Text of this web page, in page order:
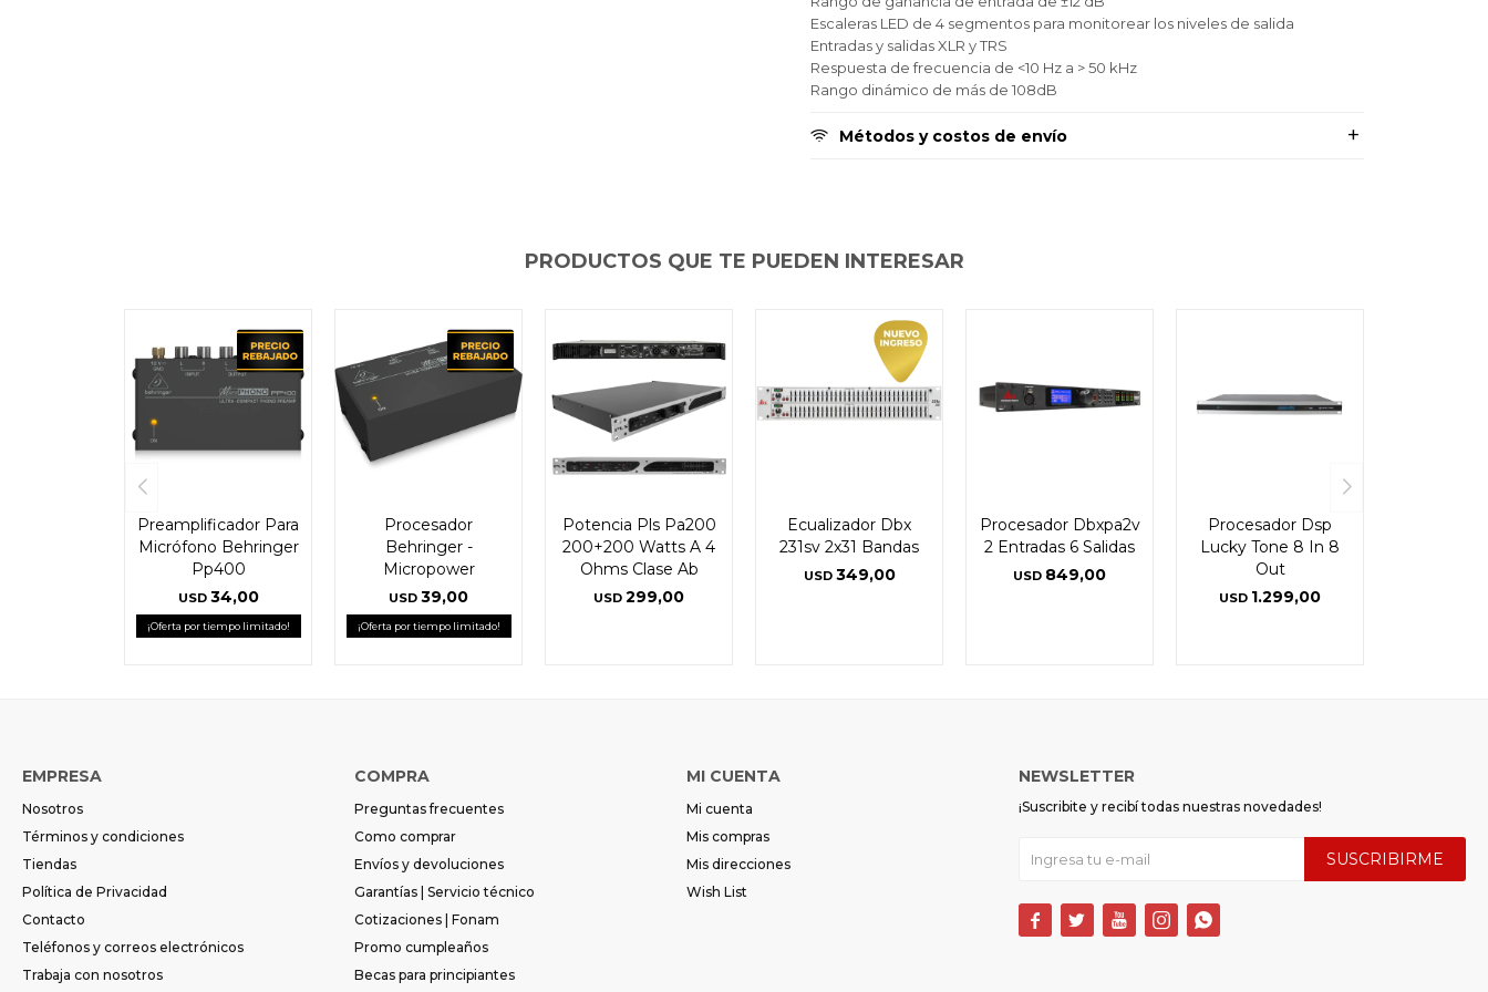
Escaleras LED de 4 segmentos para monitorear los niveles de salida
Entradas y salidas XLR y TRS
Respuesta de frecuencia de <10 Hz a > 50 kHz
Rango dinámico de más de 108dB
Métodos y costos de envío
PRODUCTOS QUE TE PUEDEN INTERESAR
Preamplificador Para
Micrófono Behringer
Pp400
USD 34,00
¡Oferta por tiempo limitado!
Procesador
Behringer -
Micropower
USD 39,00
¡Oferta por tiempo limitado!
Potencia Pls Pa200
200+200 Watts A 4
Ohms Clase Ab
USD 299,00
Ecualizador Dbx
231sv 2x31 Bandas
USD 349,00
Procesador Dbxpa2v
2 Entradas 6 Salidas
USD 849,00
Procesador Dsp
Lucky Tone 8 In 8
Out
USD 1.299,00
EMPRESA
Nosotros
Términos y condiciones
Tiendas
Política de Privacidad
Contacto
Teléfonos y correos electrónicos
Trabaja con nosotros
COMPRA
Preguntas frecuentes
Como comprar
Envíos y devoluciones
Garantías | Servicio técnico
Cotizaciones | Fonam
Promo cumpleaños
Becas para principiantes
MI CUENTA
Mi cuenta
Mis compras
Mis direcciones
Wish List
NEWSLETTER
¡Suscribite y recibí todas nuestras novedades!
SUSCRIBIRME
    